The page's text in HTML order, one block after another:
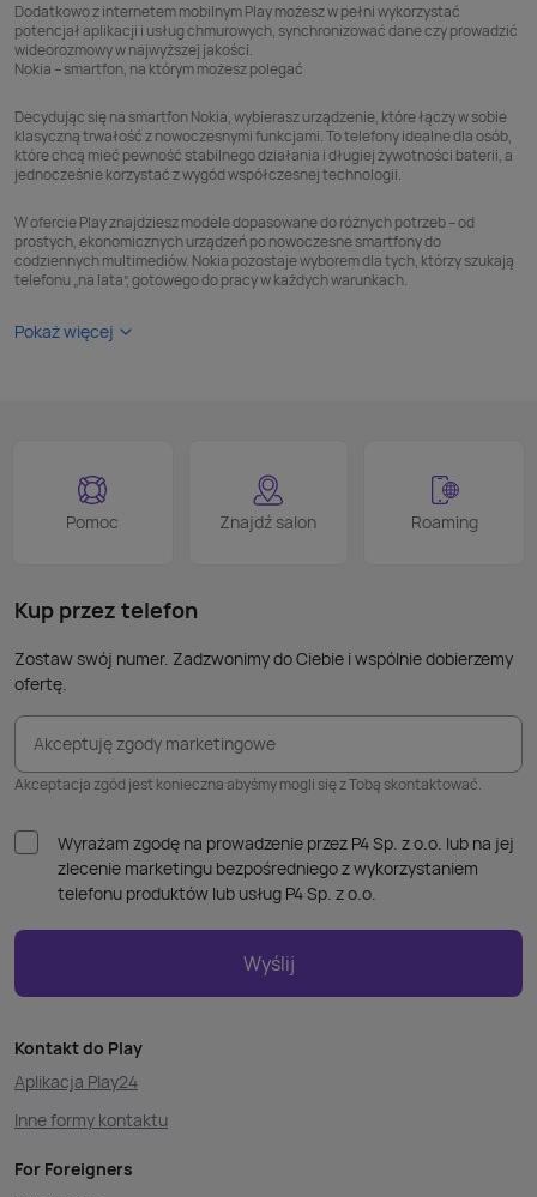
Dodatkowo zinternetem mobilnym Playmożesz w pełni wykorzystać
potencjał aplikacji i usług chmurowych, synchronizować dane czy prowadzić
wideorozmowy w najwyższej jakości.
Nokia – smartfon, na którym możesz polegać
Decydując się na smartfon Nokia, wybierasz urządzenie, które łączy w sobie
klasyczną trwałość z nowoczesnymi funkcjami. To telefony idealne dla osób,
które chcą mieć pewność stabilnego działania i długiej żywotności baterii, a
jednocześnie korzystać z wygód współczesnej technologii.
W ofercie Play znajdziesz modele dopasowane do różnych potrzeb – od
prostych, ekonomicznych urządzeń po nowoczesne smartfony do
codziennych multimediów. Nokia pozostaje wyborem dla tych, którzy szukają
telefonu „na lata”, gotowego do pracy w każdych warunkach.
Pokaż więcej
Pomoc Znajdź salon Roaming
Kup przez telefon
Zostaw swój numer. Zadzwonimy do Ciebie i wspólnie dobierzemy
ofertę.
Akceptuję zgody marketingowe
Akceptacja zgód jest konieczna abyśmy mogli się z Tobą skontaktować.
Wyrażam zgodę na prowadzenie przez P4 Sp. z o.o. lub na jej
zlecenie marketingu bezpośredniego z wykorzystaniem
telefonu produktów lub usług P4 Sp. z o.o.
Wyślij
Kontakt do Play
Aplikacja Play24
Inne formy kontaktu
For Foreigners